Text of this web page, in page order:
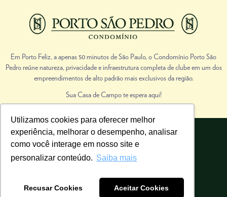
Utilizamos cookies para oferecer melhor
experiência, melhorar o desempenho, analisar
como você interage em nosso site e
personalizar conteúdo. Saiba mais
Recusar Cookies Aceitar Cookies
Em Porto Feliz, a apenas 50 minutos de São Paulo, o Condomínio Porto São
Pedro reúne natureza, privacidade e infraestrutura completa de clube em um dos
empreendimentos de alto padrão mais exclusivos da região.
Sua Casa de Campo te espera aqui!
Porto São Pedro | Todos os direitos reservados.